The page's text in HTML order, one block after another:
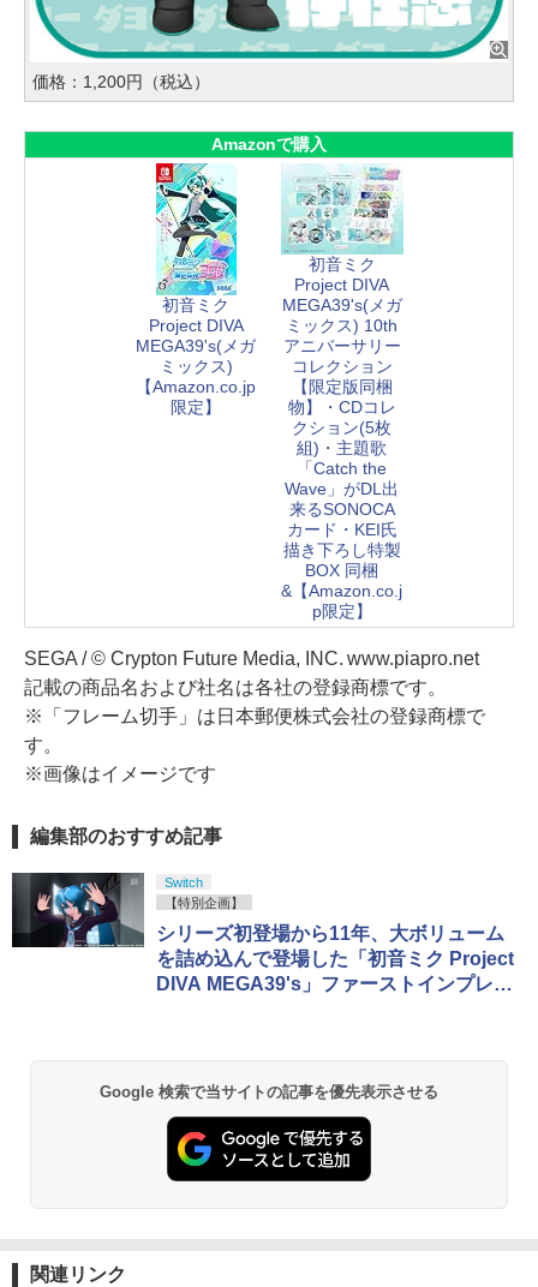
価格：1,200円（税込）
Amazonで購入
初音ミク
Project DIVA
MEGA39's(メガ
ミックス)
【Amazon.co.jp
限定】
初音ミク
Project DIVA
MEGA39's(メガ
ミックス) 10th
アニバーサリー
コレクション
【限定版同梱
物】・CDコレ
クション(5枚
組)・主題歌
「Catch the
Wave」がDL出
来るSONOCA
カード・KEI氏
描き下ろし特製
BOX 同梱
&【Amazon.co.j
p限定】
SEGA / © Crypton Future Media, INC. www.piapro.net
記載の商品名および社名は各社の登録商標です。
※「フレーム切手」は日本郵便株式会社の登録商標で
す。
※画像はイメージです
編集部のおすすめ記事
Switch
【特別企画】
シリーズ初登場から11年、大ボリューム
を詰め込んで登場した「初音ミク Project
DIVA MEGA39's」ファーストインプレッ
Google 検索で当サイトの記事を優先表示させる
関連リンク